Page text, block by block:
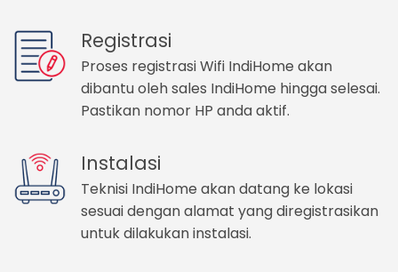
Registrasi
Proses registrasi Wifi IndiHome akan
dibantu oleh sales IndiHome hingga selesai.
Pastikan nomor HP anda aktif.
Instalasi
Teknisi IndiHome akan datang ke lokasi
sesuai dengan alamat yang diregistrasikan
untuk dilakukan instalasi.